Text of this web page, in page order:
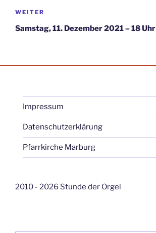
Nächster
Beitrag
WEITER
Samstag, 11. Dezember 2021 – 18 Uhr
Impressum
Datenschutzerklärung
Pfarrkirche Marburg
2010 - 2026 Stunde der Orgel